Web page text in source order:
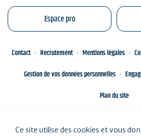
Espace pro
Contact Recrutement Mentions légales
Gestion de vos données personnelles
Plan du site
Ce site utilise des cookies et vous